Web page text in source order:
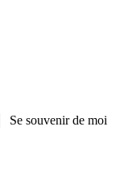
Se souvenir de moi